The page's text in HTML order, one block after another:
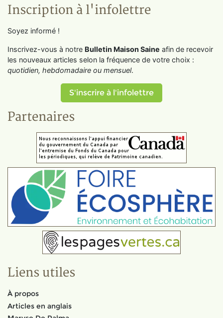
Inscription à l'infolettre
Soyez informé !
Inscrivez-vous à notre Bulletin Maison Saine afin de recevoir
les nouveaux articles selon la fréquence de votre choix :
quotidien, hebdomadaire ou mensuel.
S'inscrire à l'infolettre
Partenaires
Liens utiles
À propos
Articles en anglais